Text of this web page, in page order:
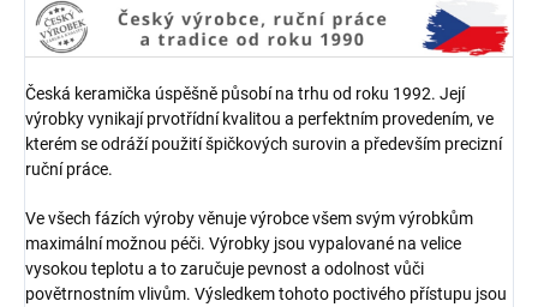
Česká keramička úspěšně působí na trhu od roku 1992. Její
výrobky vynikají prvotřídní kvalitou a perfektním provedením, ve
kterém se odráží použití špičkových surovin a především precizní
ruční práce.
Ve všech fázích výroby věnuje výrobce všem svým výrobkům
maximální možnou péči. Výrobky jsou vypalované na velice
vysokou teplotu a to zaručuje pevnost a odolnost vůči
povětrnostním vlivům. Výsledkem tohoto poctivého přístupu jsou